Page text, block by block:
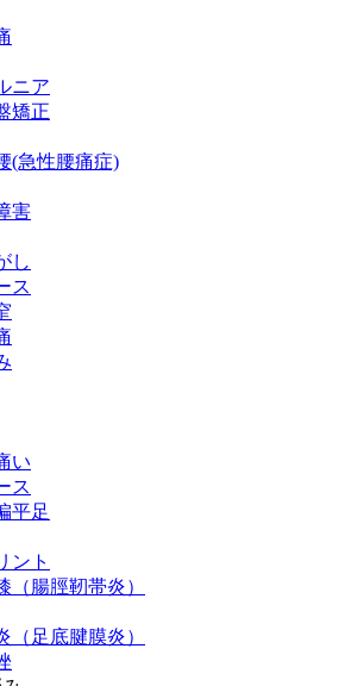
ニア
矯正
(急性腰痛症)
害
し
ス
い
ス
平足
ント
（腸脛靭帯炎）
（足底腱膜炎）